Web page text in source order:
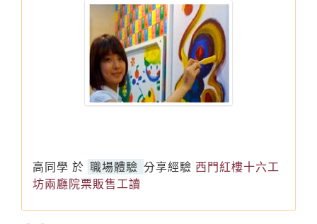
高同學 於 職場體驗 分享經驗 西門紅樓十六工
坊兩廳院票販售工讀